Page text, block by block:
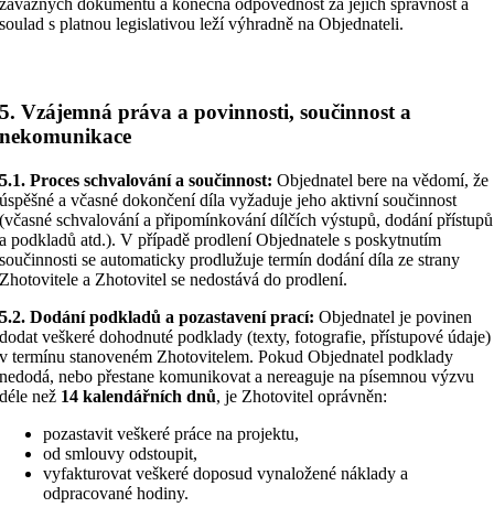
závazných dokumentů a konečná odpovědnost za jejich správnost a
soulad s platnou legislativou leží výhradně na Objednateli.
5. Vzájemná práva a povinnosti, součinnost a
nekomunikace
5.1. Proces schvalování a součinnost: Objednatel bere na vědomí, že
úspěšné a včasné dokončení díla vyžaduje jeho aktivní součinnost
(včasné schvalování a připomínkování dílčích výstupů, dodání přístupů
a podkladů atd.). V případě prodlení Objednatele s poskytnutím
součinnosti se automaticky prodlužuje termín dodání díla ze strany
Zhotovitele a Zhotovitel se nedostává do prodlení.
5.2. Dodání podkladů a pozastavení prací: Objednatel je povinen
dodat veškeré dohodnuté podklady (texty, fotografie, přístupové údaje)
v termínu stanoveném Zhotovitelem. Pokud Objednatel podklady
nedodá, nebo přestane komunikovat a nereaguje na písemnou výzvu
déle než 14 kalendářních dnů, je Zhotovitel oprávněn:
pozastavit veškeré práce na projektu,
od smlouvy odstoupit,
vyfakturovat veškeré doposud vynaložené náklady a
odpracované hodiny.